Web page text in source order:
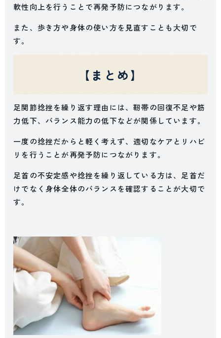
軟性向上を行うことで再発予防につながります。
また、歩き方や身体の使い方を見直すことも大切で
す。
【まとめ】
足関節捻挫を繰り返す理由には、靭帯の回復不足や筋
力低下、バランス能力の低下などが関係しています。
一度の捻挫だからと軽く考えず、適切なケアとリハビ
リを行うことが再発予防につながります。
足首の不安定感や捻挫を繰り返している方は、足首だ
けでなく身体全体のバランスを確認することが大切で
す。